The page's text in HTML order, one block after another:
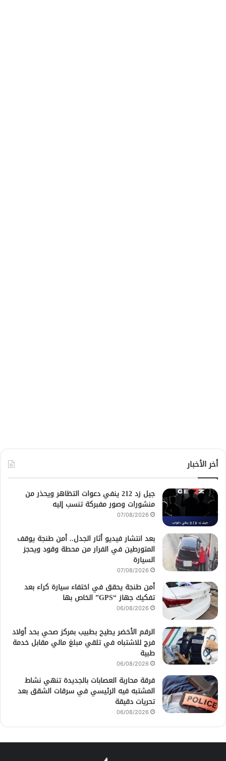
أخر الأخبار
جيل زد 212 ينفي دعوات التظاهر ويحذر من
منشورات وصور مفبركة تنسب إليه
07/08/2026
بعد انتشار فيديو أثار الجدل.. أمن طنجة يوقف
المتورطين في الفرار من محطة وقود ويحجز
السيارة
07/08/2026
أمن طنجة يحقق في اختفاء سيارة كراء بعد
تفكيك جهاز “GPS” الخاص بها
06/08/2026
الرقم الأخضر يطيح بطبيب بمركز صحي بحد أولاد
فرج للاشتباه في تلقي مبلغ مالي مقابل خدمة
طبية
06/08/2026
فرقة محاربة العصابات بالجديدة تنهي نشاط
المشتبه فيه الرئيسي في سرقات الشقق بعد
تحريات دقيقة
06/08/2026